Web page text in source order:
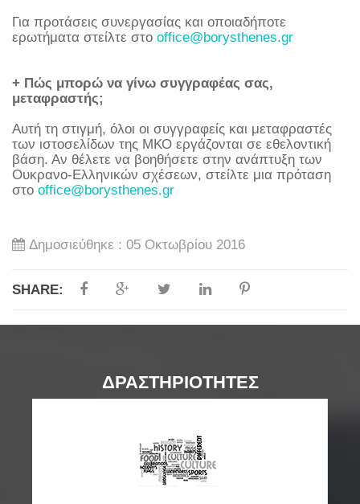
Για προτάσεις συνεργασίας και οποιαδήποτε
ερωτήματα στείλτε στο office@borysthenes.gr
+ Πώς μπορώ να γίνω συγγραφέας σας,
μεταφραστής;
Αυτή τη στιγμή, όλοι οι συγγραφείς και μεταφραστές
των ιστοσελίδων της ΜΚΟ εργάζονται σε εθελοντική
βάση. Αν θέλετε να βοηθήσετε στην ανάπτυξη των
Ουκρανο-Ελληνικών σχέσεων, στείλτε μια πρόταση
στο office@borysthenes.gr
Δημοσιεύθηκε : 05 Οκτωβρίου 2016
SHARE:
ΔΡΑΣΤΗΡΙΟΤΗΤΕΣ